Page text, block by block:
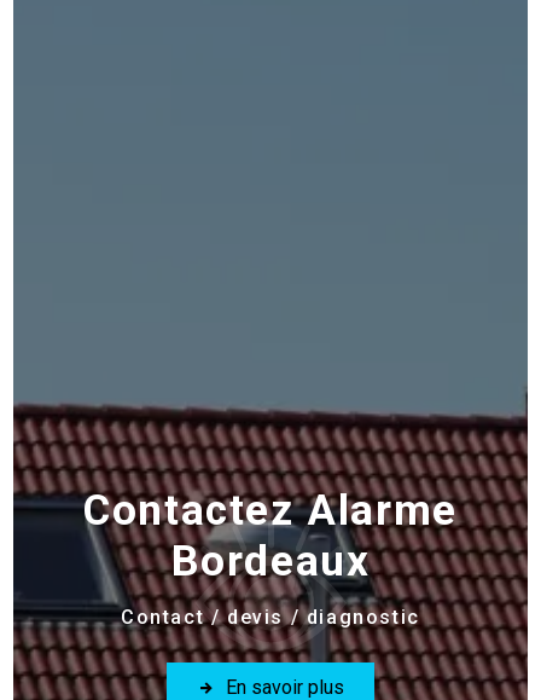
Contactez Alarme
Bordeaux
Contact / devis / diagnostic
En savoir plus